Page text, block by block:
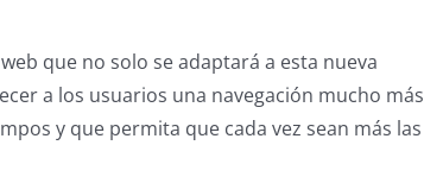
que no solo se adaptará a esta nueva
a los usuarios una navegación mucho más
y que permita que cada vez sean más las